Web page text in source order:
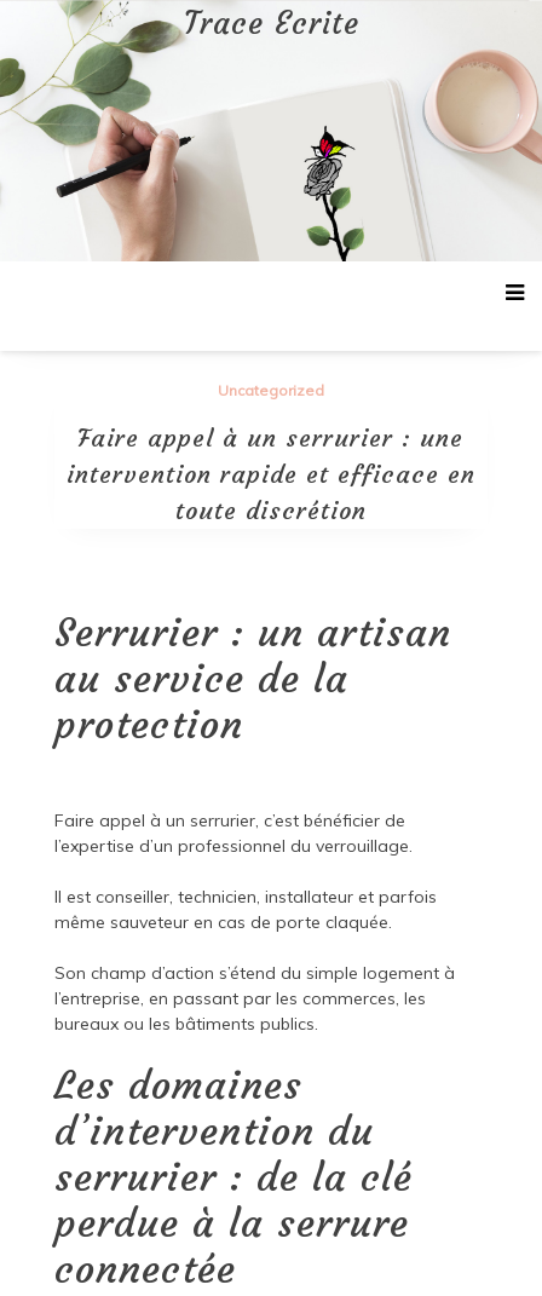
contenu
Trace Ecrite
Uncategorized
Faire appel à un serrurier : une
intervention rapide et efficace en
toute discrétion
Serrurier : un artisan
au service de la
protection
Faire appel à un serrurier, c’est bénéficier de
l’expertise d’un professionnel du verrouillage.
Il est conseiller, technicien, installateur et parfois
même sauveteur en cas de porte claquée.
Son champ d’action s’étend du simple logement à
l’entreprise, en passant par les commerces, les
bureaux ou les bâtiments publics.
Les domaines
d’intervention du
serrurier : de la clé
perdue à la serrure
connectée